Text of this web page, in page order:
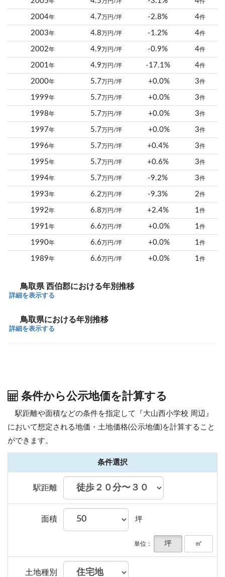
2004年 4.7 万円/坪 -2.8% 4件
2003年 4.8 万円/坪 -1.2% 4件
2002年 4.9 万円/坪 -0.9% 4件
2001年 4.9 万円/坪 -17.1% 4件
2000年 5.7 万円/坪 +0.0% 3件
1999年 5.7 万円/坪 +0.0% 3件
1998年 5.7 万円/坪 +0.0% 3件
1997年 5.7 万円/坪 +0.0% 3件
1996年 5.7 万円/坪 +0.4% 3件
1995年 5.7 万円/坪 +0.6% 3件
1994年 5.7 万円/坪 -9.2% 3件
1993年 6.2 万円/坪 -9.3% 2件
1992年 6.8 万円/坪 +2.4% 1件
1991年 6.6 万円/坪 +0.0% 1件
1990年 6.6 万円/坪 +0.0% 1件
1989年 6.6 万円/坪 +0.0% 1件
鳥取県 西伯郡における年別推移
詳細を表示する
鳥取県における年別推移
詳細を表示する
条件から公示地価を計算する
駅距離や面積などの条件を指定して『大山西小学校 周辺』
において想定される地価・土地価格(公示地価)を計算すること
ができます。
条件選択
駅距離
面積 坪
単位： 坪 ㎡
土地種別